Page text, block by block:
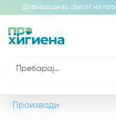
Добредојде во светот на
Производи